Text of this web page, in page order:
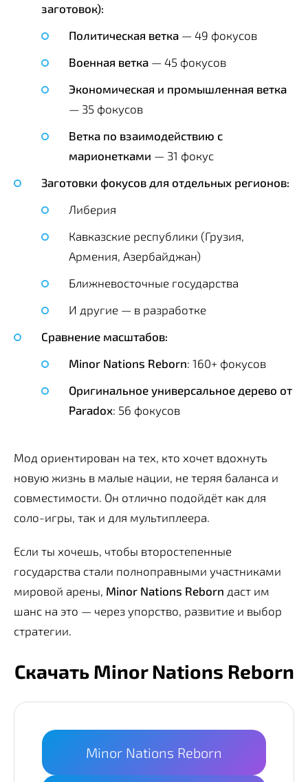
заготовок):
Политическая ветка — 49 фокусов
Военная ветка — 45 фокусов
Экономическая и промышленная ветка
— 35 фокусов
Ветка по взаимодействию с
марионетками — 31 фокус
Заготовки фокусов для отдельных регионов:
Либерия
Кавказские республики (Грузия,
Армения, Азербайджан)
Ближневосточные государства
И другие — в разработке
Сравнение масштабов:
Minor Nations Reborn: 160+ фокусов
Оригинальное универсальное дерево от
Paradox: 56 фокусов
Мод ориентирован на тех, кто хочет вдохнуть
новую жизнь в малые нации, не теряя баланса и
совместимости. Он отлично подойдёт как для
соло-игры, так и для мультиплеера.
Если ты хочешь, чтобы второстепенные
государства стали полноправными участниками
мировой арены, Minor Nations Reborn даст им
шанс на это — через упорство, развитие и выбор
стратегии.
Скачать Minor Nations Reborn
Minor Nations Reborn